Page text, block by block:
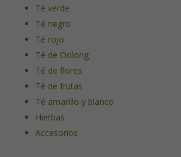
Té verde
Té negro
Té rojo
Té de Oolong
Té de flores
Té de frutas
Té amarillo y blanco
Hierbas
Accesorios